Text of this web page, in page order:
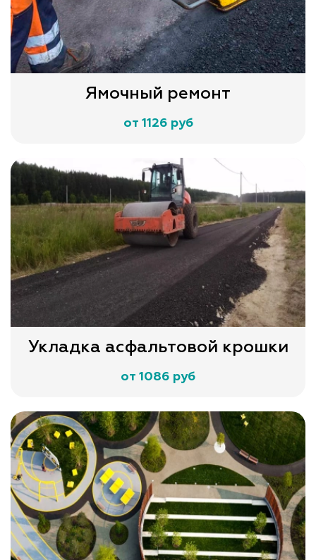
Ямочный ремонт
от 1126 руб
Укладка асфальтовой крошки
от 1086 руб